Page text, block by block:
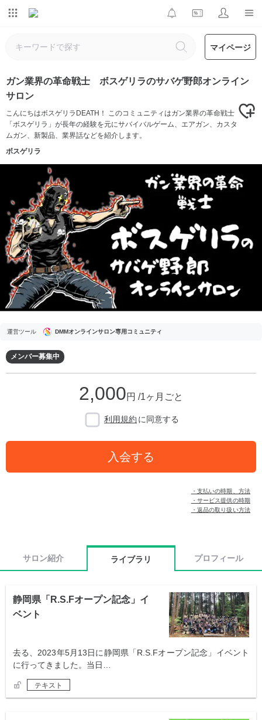
マイページ
ガン業界の革命戦士 ボスゲリラのサバゲ野郎オンライン
サロン
こんにちはボスゲリラDEATH！ このコミュニティはガン業界の革命戦士
「ボスゲリラ」が長年の経験を元にサバイバルゲーム、エアガン、カスタ
ムガン、新製品、業界話などを紹介します。
ボスゲリラ
運営ツール DMMオンラインサロン専用コミュニティ
メンバー募集中
2,000円 /1ヶ月ごと
利用規約 に同意する
入会する
・支払いの時期、方法
・サービス提供の時期
・返品の取り扱い方法
サロン紹介 ライブラリ プロフィール
静岡県「R.S.Fオープン記念」イ
ベント
去る、2023年5月13日に静岡県「R.S.Fオープン記念」イベント
に行ってきました。当日…
テキスト